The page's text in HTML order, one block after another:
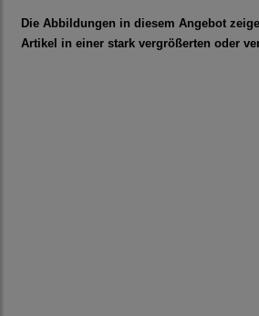
Die Abbildungen in diesem Angebot
Artikel in einer stark vergrößerten oder